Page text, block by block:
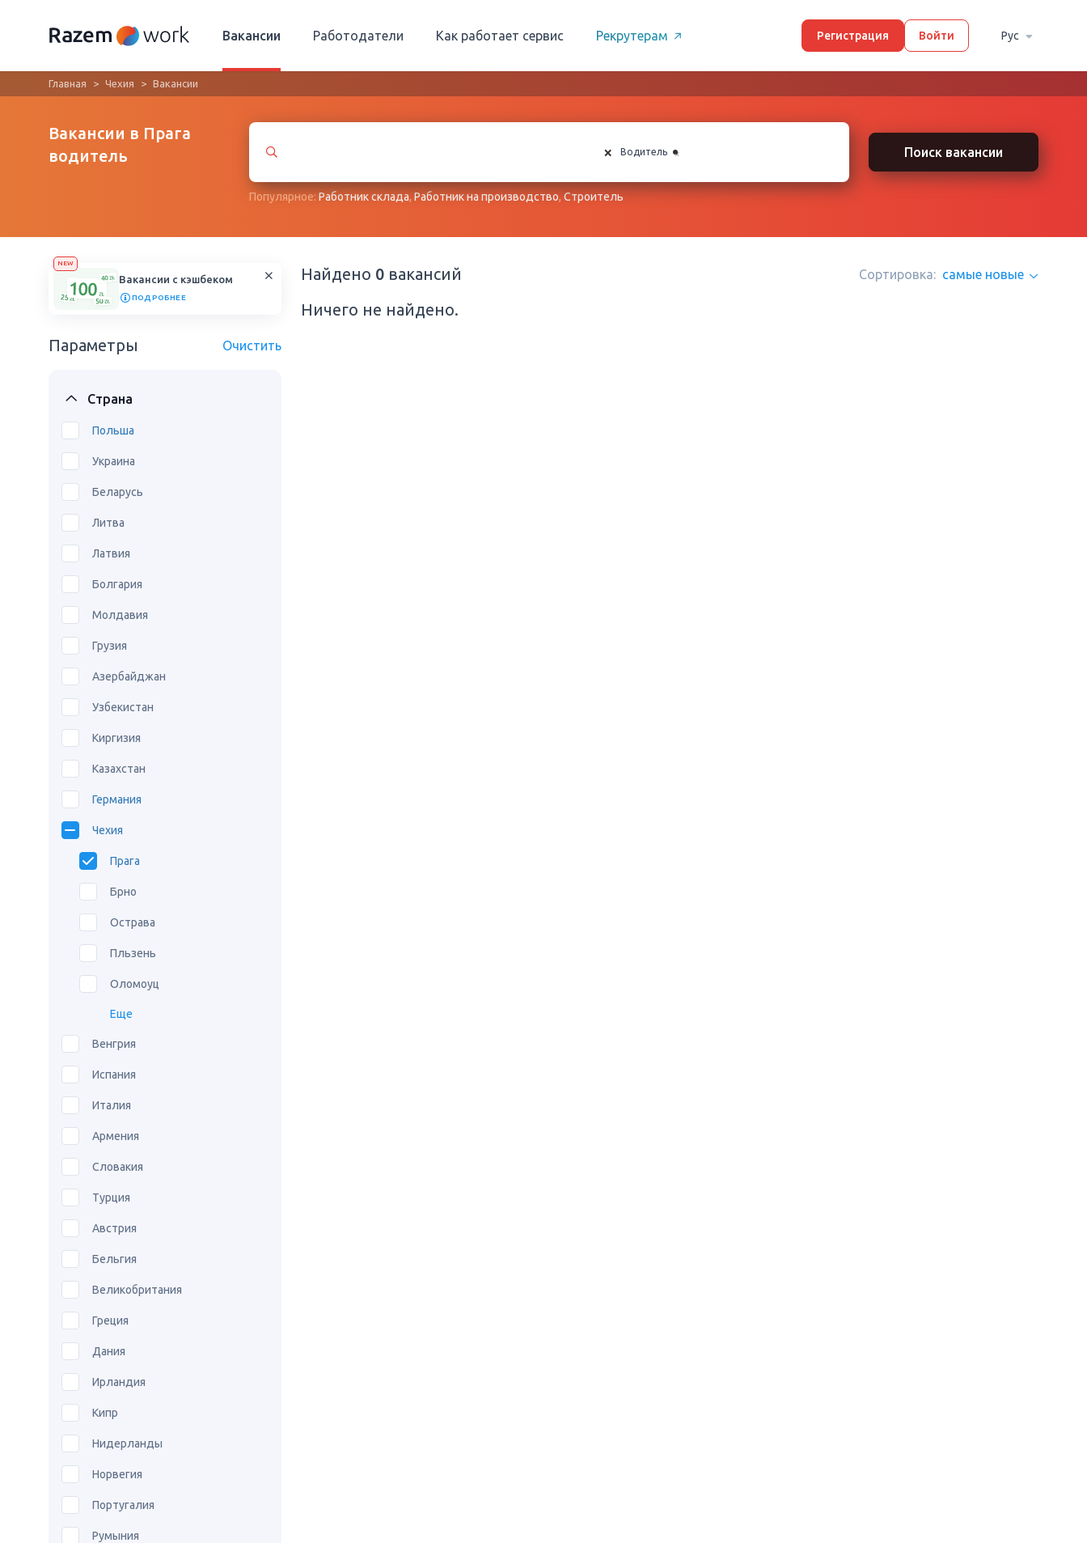
Вакансии Работодатели Как работает сервис Рекрутерам Регистрация Войти Рус
Главная Чехия Вакансии
Вакансии в Прага
водитель
× ×
Водитель Поиск вакансии
Популярное:Работник склада,Работник на производство,Строитель
NEW
Вакансии с кэшбеком
ПОДРОБНЕЕ
Параметры Очистить
Страна
Польша
Украина
Беларусь
Литва
Латвия
Болгария
Молдавия
Грузия
Азербайджан
Узбекистан
Киргизия
Казахстан
Германия
Чехия
Прага
Брно
Острава
Пльзень
Оломоуц
Еще
Венгрия
Испания
Италия
Армения
Словакия
Турция
Австрия
Бельгия
Великобритания
Греция
Дания
Ирландия
Кипр
Нидерланды
Норвегия
Португалия
Румыния
Найдено 0 вакансий Сортировка: самые новые
Ничего не найдено.